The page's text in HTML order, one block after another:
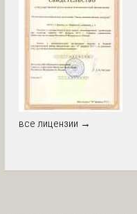
все лицензии →